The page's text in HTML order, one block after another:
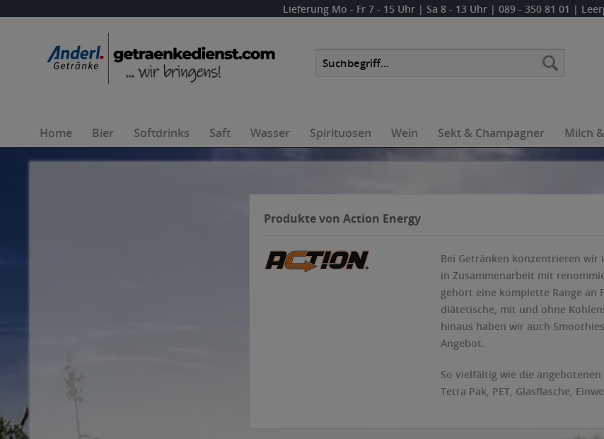
Lieferung Mo - Fr 7 - 15 Uhr | Sa 8 - 13 Uhr | 089 - 350 81 01 |
Home Bier Softdrinks Saft Wasser Spirituosen Wein Sekt & Champagner Milch
Produkte von Action Energy
Bei Getränken konzentrieren
in Zusammenarbeit mit
gehört eine komplette Range an
diätetische, mit und ohne
hinaus haben wir auch
Angebot.
So vielfältig wie die
Tetra Pak, PET, Glasflasche,